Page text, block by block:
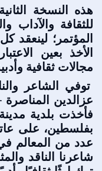
هذه النسخة
للثقافة والآداب
المؤتمر؛ لينعقد
الأخذ بعين
مجالات ثقافية
توفي الشاعر
عزالدين
فأخذت بلدية
بفلسطين، على
عدد من المعالم في
شاعرنا الناقد